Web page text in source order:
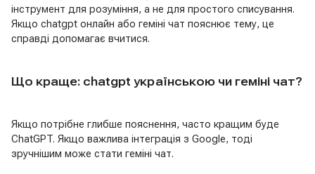
інструмент для розуміння, а не для простого списування.
Якщо chatgpt онлайн або геміні чат пояснює тему, це
справді допомагає вчитися.
Що краще: chatgpt українською чи геміні чат?
Якщо потрібне глибше пояснення, часто кращим буде
ChatGPT. Якщо важлива інтеграція з Google, тоді
зручнішим може стати геміні чат.